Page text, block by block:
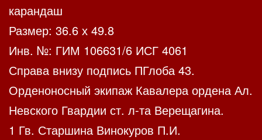
карандаш
Размер: 36.6 х 49.8
Инв. №: ГИМ 106631/6 ИСГ 4061
Справа внизу подпись ПГлоба 43.
Орденоносный экипаж Кавалера ордена Ал.
Невского Гвардии ст. л-та Верещагина.
1 Гв. Старшина Винокуров П.И.